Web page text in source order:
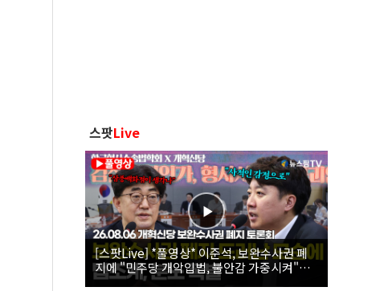
스팟Live
[스팟Live] *풀영상* 이준석, 보완수사권 폐
지에 "민주당 개악입법, 불안감 가중시켜"｜
26.08.06 개혁신당 보완수사권 폐지 토론회